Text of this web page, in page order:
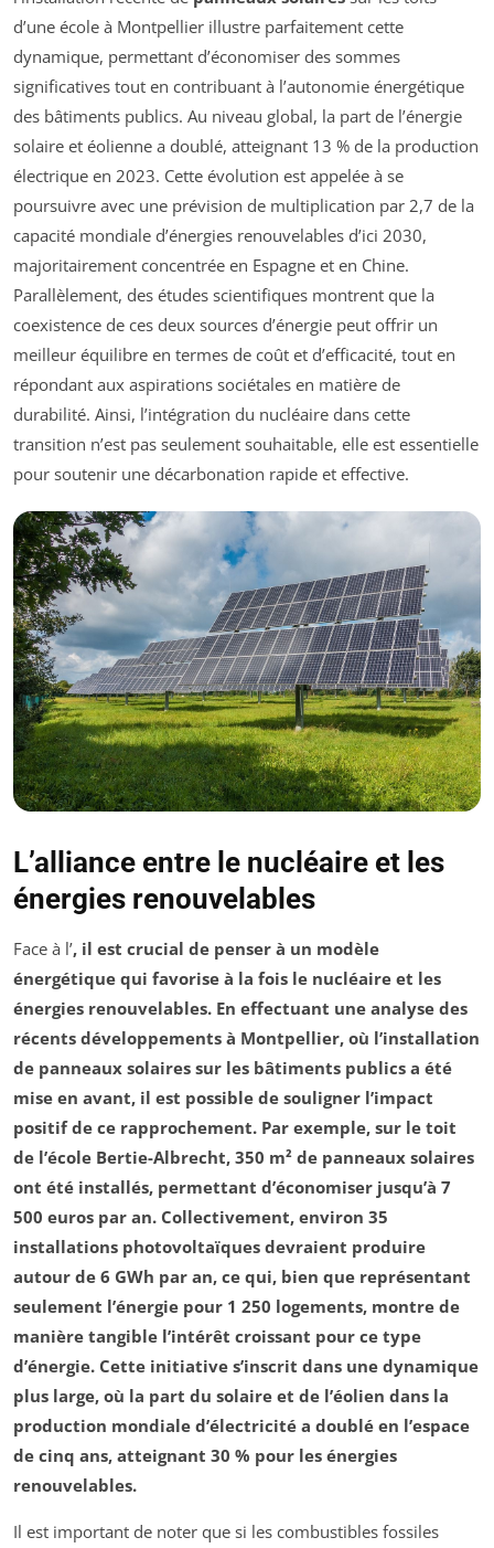
d’une école à Montpellier illustre parfaitement cette
dynamique, permettant d’économiser des sommes
significatives tout en contribuant à l’autonomie énergétique
des bâtiments publics. Au niveau global, la part de l’énergie
solaire et éolienne a doublé, atteignant 13 % de la production
électrique en 2023. Cette évolution est appelée à se
poursuivre avec une prévision de multiplication par 2,7 de la
capacité mondiale d’énergies renouvelables d’ici 2030,
majoritairement concentrée en Espagne et en Chine.
Parallèlement, des études scientifiques montrent que la
coexistence de ces deux sources d’énergie peut offrir un
meilleur équilibre en termes de coût et d’efficacité, tout en
répondant aux aspirations sociétales en matière de
durabilité. Ainsi, l’intégration du nucléaire dans cette
transition n’est pas seulement souhaitable, elle est essentielle
pour soutenir une décarbonation rapide et effective.
L’alliance entre le nucléaire et les
énergies renouvelables
Face à l’, il est crucial de penser à un modèle
énergétique qui favorise à la fois le nucléaire et les
énergies renouvelables. En effectuant une analyse des
récents développements à Montpellier, où l’installation
de panneaux solaires sur les bâtiments publics a été
mise en avant, il est possible de souligner l’impact
positif de ce rapprochement. Par exemple, sur le toit
de l’école Bertie-Albrecht, 350 m² de panneaux solaires
ont été installés, permettant d’économiser jusqu’à 7
500 euros par an. Collectivement, environ 35
installations photovoltaïques devraient produire
autour de 6 GWh par an, ce qui, bien que représentant
seulement l’énergie pour 1 250 logements, montre de
manière tangible l’intérêt croissant pour ce type
d’énergie. Cette initiative s’inscrit dans une dynamique
plus large, où la part du solaire et de l’éolien dans la
production mondiale d’électricité a doublé en l’espace
de cinq ans, atteignant 30 % pour les énergies
renouvelables.
Il est important de noter que si les combustibles fossiles